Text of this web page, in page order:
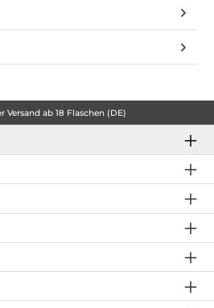
Versand ab 18 Flaschen (DE)